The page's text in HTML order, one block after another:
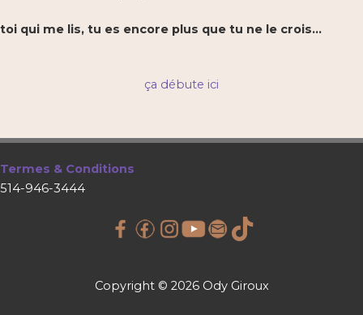
toi qui me lis, tu es encore plus que tu ne le crois…
ça débute ici
Termes & Conditions
514-946-3444
Copyright © 2026 Ody Giroux